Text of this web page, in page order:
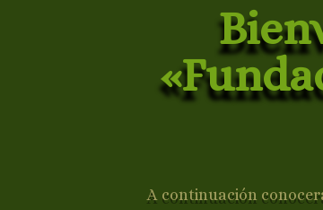
A continuación